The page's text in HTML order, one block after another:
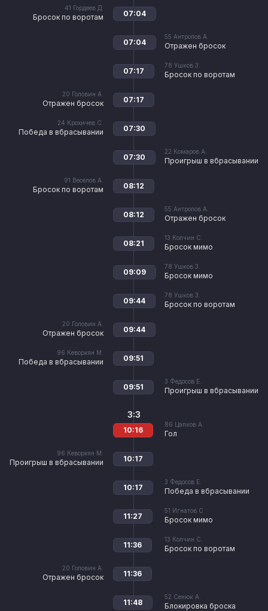
41 Гордеев Д.
Бросок по воротам 07:04
55 Антропов А.
Отражен бросок
07:04
78 Ушков З.
Бросок по воротам
07:17
20 Головин А.
Отражен бросок 07:17
24 Крохичев С.
Победа в вбрасывании 07:30
22 Комаров А.
Проигрыш в вбрасывании
07:30
91 Веселов А.
Бросок по воротам 08:12
55 Антропов А.
Отражен бросок
08:12
13 Колчин С.
Бросок мимо
08:21
78 Ушков З.
Бросок мимо
09:09
78 Ушков З.
Бросок по воротам
09:44
20 Головин А.
Отражен бросок 09:44
96 Кеворкян М.
Победа в вбрасывании 09:51
3 Федосов Е.
Проигрыш в вбрасывании
09:51
86 Цапков А.
Гол
3:3
10:16
96 Кеворкян М.
Проигрыш в вбрасывании 10:17
3 Федосов Е.
Победа в вбрасывании
10:17
51 Игнатов С.
Бросок мимо
11:27
13 Колчин С.
Бросок по воротам
11:36
20 Головин А.
Отражен бросок 11:36
52 Сенюк А.
Блокировка броска
11:48